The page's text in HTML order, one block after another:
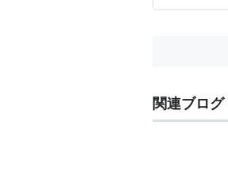
関連ブログ